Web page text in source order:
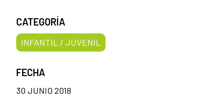
CATEGORÍA
INFANTIL / JUVENIL
FECHA
30 JUNIO 2018